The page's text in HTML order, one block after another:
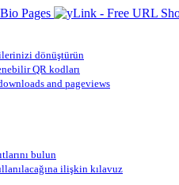
dönüştürün
QR kodları
and pageviews
bulun
ilişkin kılavuz